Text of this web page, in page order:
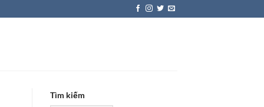
Tìm kiếm